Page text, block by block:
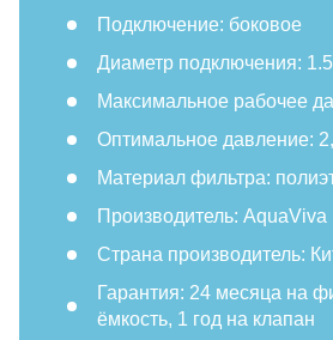
Подключение: боковое
Диаметр подключения:
Максимальное рабочее
Оптимальное давление:
Материал фильтра:
Производитель: AquaViva
Страна производитель:
Гарантия: 24 месяца на
ёмкость, 1 год на клапан